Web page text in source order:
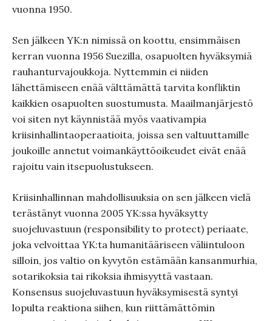
vuonna 1950.
Sen jälkeen YK:n nimissä on koottu, ensimmäisen
kerran vuonna 1956 Suezilla, osapuolten hyväksymiä
rauhanturvajoukkoja. Nyttemmin ei niiden
lähettämiseen enää välttämättä tarvita konfliktin
kaikkien osapuolten suostumusta. Maailmanjärjestö
voi siten nyt käynnistää myös vaativampia
kriisinhallintaoperaatioita, joissa sen valtuuttamille
joukoille annetut voimankäyttöoikeudet eivät enää
rajoitu vain itsepuolustukseen.
Kriisinhallinnan mahdollisuuksia on sen jälkeen vielä
terästänyt vuonna 2005 YK:ssa hyväksytty
suojeluvastuun (responsibility to protect) periaate,
joka velvoittaa YK:ta humanitääriseen väliintuloon
silloin, jos valtio on kyvytön estämään kansanmurhia,
sotarikoksia tai rikoksia ihmisyyttä vastaan.
Konsensus suojeluvastuun hyväksymisestä syntyi
lopulta reaktiona siihen, kun riittämättömin